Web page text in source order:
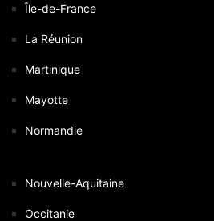
Île-de-France
La Réunion
Martinique
Mayotte
Normandie
Nouvelle-Aquitaine
Occitanie